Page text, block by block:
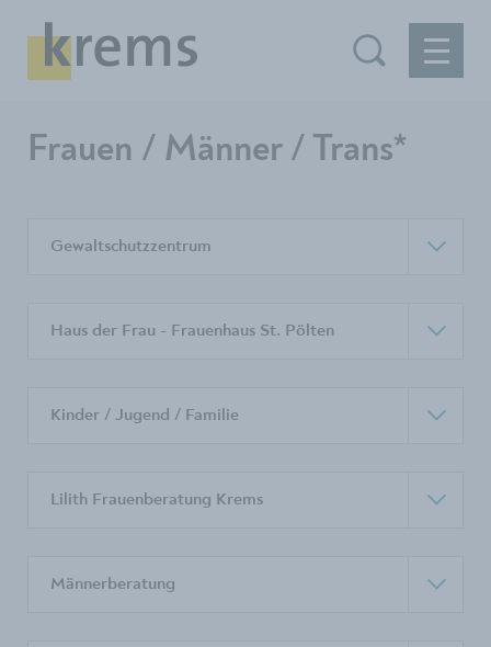
Frauen / Männer / Trans*
Gewaltschutzzentrum
Haus der Frau - Frauenhaus St. Pölten
Kinder / Jugend / Familie
Lilith Frauenberatung Krems
Männerberatung